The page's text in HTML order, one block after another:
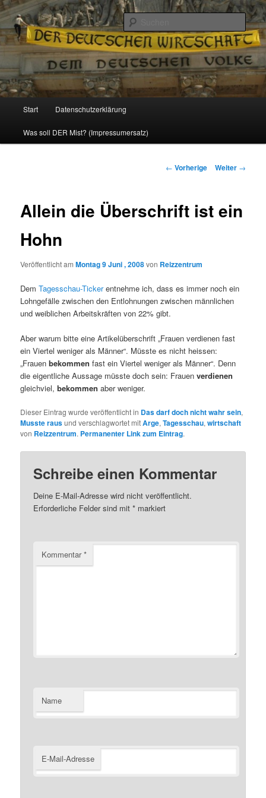
Reizzentrum
Politik, Wirtschaft, Soziales und Gesellschaft
Zum
Inhalt
Start Datenschutzerklärung
Was soll DER Mist? (Impressumersatz)
Beitrags-
← Vorherige Weiter →
Allein die Überschrift ist ein
Hohn
Veröffentlicht amMontag 9 Juni , 2008von Reizzentrum
DemTagesschau-Tickerentnehme ich, dass es immer noch ein
Lohngefälle zwischen den Entlohnungen zwischen männlichen
und weiblichen Arbeitskräften von 22% gibt.
Aber warum bitte eine Artikelüberschrift „Frauen verdienen fast
ein Viertel weniger als Männer“. Müsste es nicht heissen:
„Frauenbekommen fast ein Viertel weniger als Männer“. Denn
die eigentliche Aussage müsste doch sein: Frauenverdienen
gleichviel,bekommen aber weniger.
Dieser Eintrag wurde veröffentlicht in Das darf doch nicht wahr sein,
Musste rausund verschlagwortet mitArge,Tagesschau,wirtschaft
von Reizzentrum. Permanenter Link zum Eintrag.
Schreibe einen Kommentar
Deine E-Mail-Adresse wird nicht veröffentlicht.
Erforderliche Felder sind mit* markiert
Kommentar*
Name
E-Mail-Adresse